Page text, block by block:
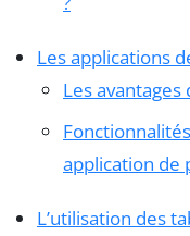
Les applications
Les
application de
L’utilisation des